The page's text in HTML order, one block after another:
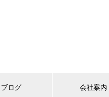
ブログ 会社案内